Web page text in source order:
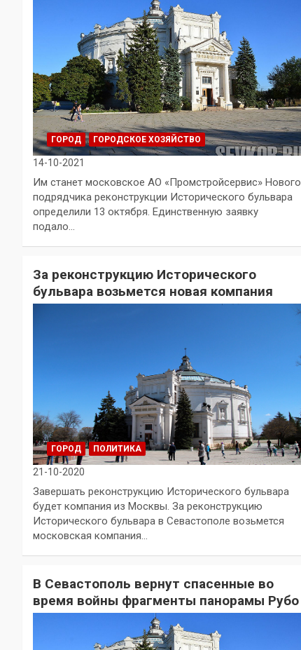
ГОРОД ГОРОДСКОЕ ХОЗЯЙСТВО
14-10-2021
Им станет московское АО «Промстройсервис» Нового
подрядчика реконструкции Исторического бульвара
определили 13 октября. Единственную заявку
подало…
За реконструкцию Исторического
бульвара возьмется новая компания
ГОРОД ПОЛИТИКА
21-10-2020
Завершать реконструкцию Исторического бульвара
будет компания из Москвы. За реконструкцию
Исторического бульвара в Севастополе возьмется
московская компания…
В Севастополь вернут спасенные во
время войны фрагменты панорамы Рубо